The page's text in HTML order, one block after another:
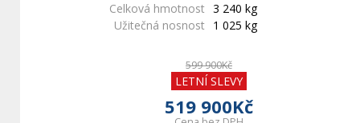
Celková hmotnost 3 240 kg
Užitečná nosnost
1 025 kg
599 900Kč
LETNÍ SLEVY
519 900Kč